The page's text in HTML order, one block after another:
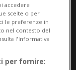
(in
accedere
scelte o per
le preferenze in
nel contesto del
l'Informativa
per fornire: